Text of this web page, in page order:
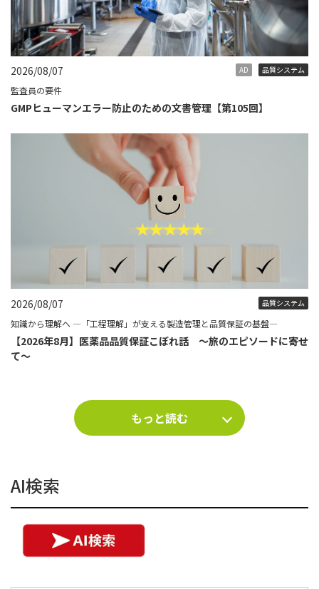
2026/08/07 AD 品質システム
監査員の要件
GMPヒューマンエラー防止のための文書管理【第105回】
2026/08/07 品質システム
知識から理解へ ―「工程理解」が支える製造管理と品質保証の基盤―
【2026年8月】医薬品品質保証こぼれ話 ～旅のエピソードに寄せ
て～
もっと読む
AI検索